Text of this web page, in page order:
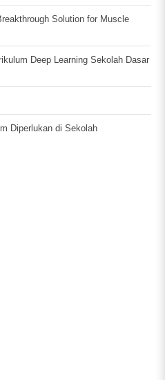
Solution for Muscle
Deep Learning Sekolah Dasar
Diperlukan di Sekolah